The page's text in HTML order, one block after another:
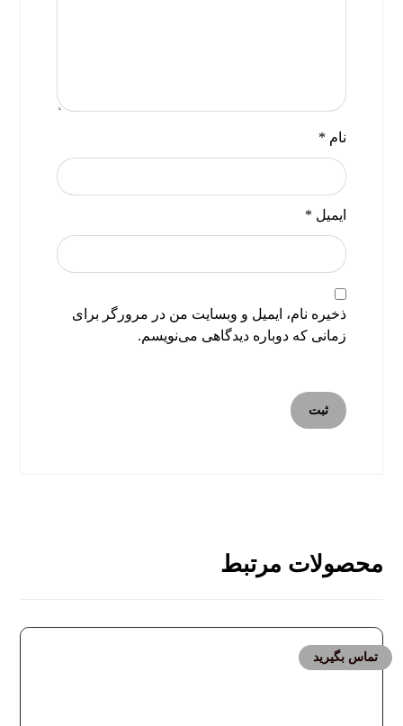
نام *
ایمیل *
ذخیره نام، ایمیل و وبسایت من در مرورگر برای
زمانی که دوباره دیدگاهی می‌نویسم.
محصولات مرتبط
تماس بگیرید